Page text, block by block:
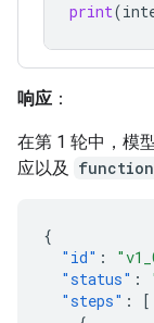
print(
响应 ：
在第 1 轮中，模
应以及
{
"id" :
"status" :
"steps" :
[